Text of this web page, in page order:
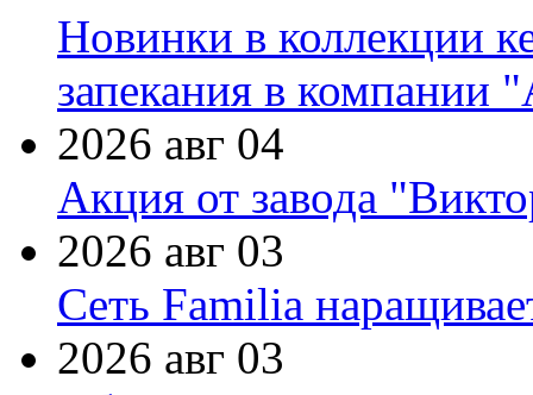
Новинки в коллекции
запекания в компании
2026 авг 04
Акция от завода
2026 авг 03
Сеть Familia
2026 авг 03